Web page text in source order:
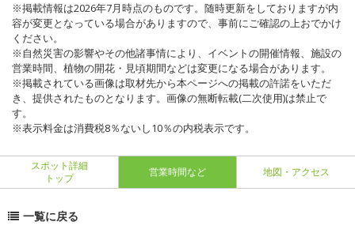
※掲載情報は2026年7月時点のものです。随時更新をしておりますが内
容が変更となっている場合がありますので、事前にご確認の上おでかけ
ください。
※自然災害の影響やその他諸事情により、イベントの開催情報、施設の
営業時間、植物の開花・見頃期間などは変更になる場合があります。
※掲載されている画像は取材先から本ページへの掲載の許諾をいただ
き、提供されたものとなります。画像の無断転載(二次使用)は禁止で
す。
※表示料金は消費税8％ないし10％の内税表示です。
スポット詳細
トップ
営業時間など 地図・アクセス
一覧に戻る